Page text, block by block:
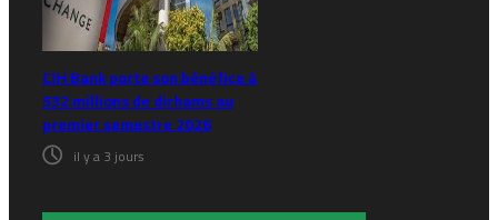
CIH Bank porte son bénéfice à
532 millions de dirhams au
premier semestre 2026
il y a 3 jours